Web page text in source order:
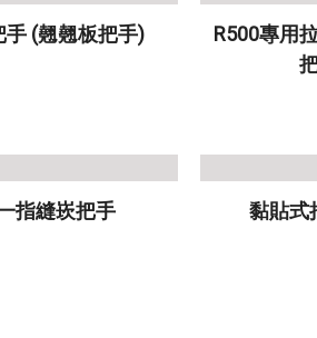
手 (翹翹板把手)
R500專用
指縫崁把手 黏貼式